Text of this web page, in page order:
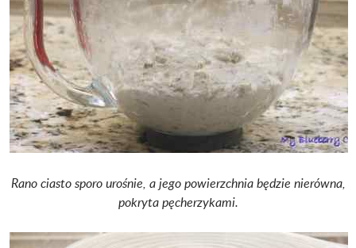
Rano ciasto sporo urośnie, a jego powierzchnia będzie nierówna,
pokryta pęcherzykami.